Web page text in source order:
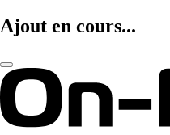
Ajout en cours...